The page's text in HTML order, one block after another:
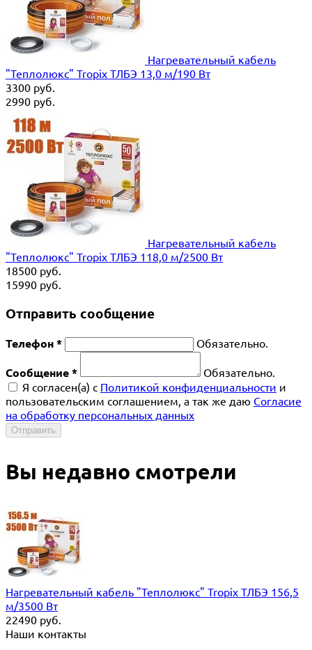
Нагревательный кабель
"Теплолюкс" Tropix ТЛБЭ 13,0 м/190 Вт
3300 руб.
2990 руб.
Нагревательный кабель
"Теплолюкс" Tropix ТЛБЭ 118,0 м/2500 Вт
18500 руб.
15990 руб.
Отправить сообщение
Телефон * Обязательно.
Сообщение *
Обязательно.
Я согласен(a) с Политикой конфиденциальности и
пользовательским соглашением, а так же даю Согласие
на обработку персональных данных
Отправить
Вы недавно смотрели
Нагревательный кабель "Теплолюкс" Tropix ТЛБЭ 156,5
м/3500 Вт
22490 руб.
Наши контакты